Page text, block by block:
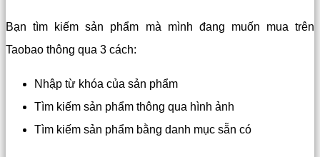
Bạn tìm kiếm sản phẩm mà mình đang muốn mua trên
Taobao thông qua 3 cách:
Nhập từ khóa của sản phẩm
Tìm kiếm sản phẩm thông qua hình ảnh
Tìm kiếm sản phẩm bằng danh mục sẵn có